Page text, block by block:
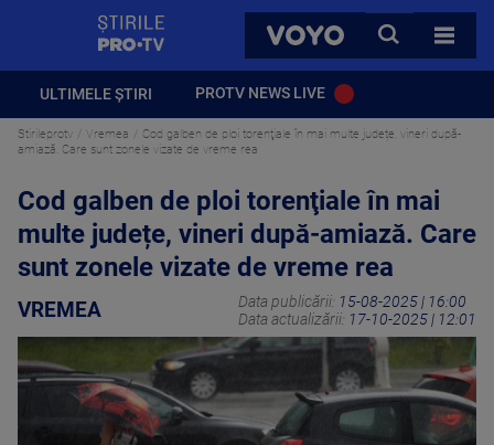
VOYO
CAUTA
TOATE
ULTIMELE ȘTIRI PROTV NEWS LIVE
Stirileprotv Vremea
Cod galben de ploi torenţiale în mai multe județe, vineri după-
amiază. Care sunt zonele vizate de vreme rea
Cod galben de ploi torenţiale în mai
multe județe, vineri după-amiază. Care
sunt zonele vizate de vreme rea
VREMEA Data publicării: 15-08-2025 | 16:00
Data actualizării: 17-10-2025 | 12:01